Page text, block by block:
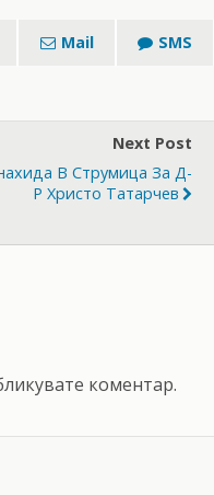
Mail SMS
Next Post
В Струмица За Д-
Р Христо Татарчев
коментар.